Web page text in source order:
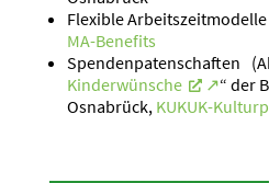
Flexible
MA-Benefits
Spenden­pa­ten­schaften
Kinder­wünsche
“ der
Osnabrück, KUKUK-